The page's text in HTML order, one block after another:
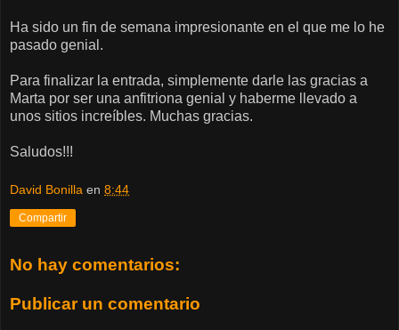
Ha sido un fin de semana impresionante en el que me lo he
pasado genial.
Para finalizar la entrada, simplemente darle las gracias a
Marta por ser una anfitriona genial y haberme llevado a
unos sitios increíbles. Muchas gracias.
Saludos!!!
David Bonilla en 8:44
Compartir
No hay comentarios:
Publicar un comentario